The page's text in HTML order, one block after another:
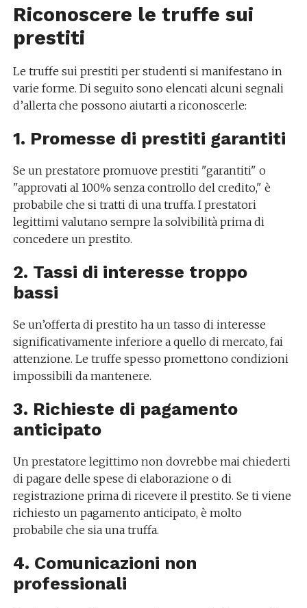
Riconoscere le truffe sui
prestiti
Le truffe sui prestiti per studenti si manifestano in
varie forme. Di seguito sono elencati alcuni segnali
d’allerta che possono aiutarti a riconoscerle:
1. Promesse di prestiti garantiti
Se un prestatore promuove prestiti "garantiti" o
"approvati al 100% senza controllo del credito," è
probabile che si tratti di una truffa. I prestatori
legittimi valutano sempre la solvibilità prima di
concedere un prestito.
2. Tassi di interesse troppo
bassi
Se un’offerta di prestito ha un tasso di interesse
significativamente inferiore a quello di mercato, fai
attenzione. Le truffe spesso promettono condizioni
impossibili da mantenere.
3. Richieste di pagamento
anticipato
Un prestatore legittimo non dovrebbe mai chiederti
di pagare delle spese di elaborazione o di
registrazione prima di ricevere il prestito. Se ti viene
richiesto un pagamento anticipato, è molto
probabile che sia una truffa.
4. Comunicazioni non
professionali